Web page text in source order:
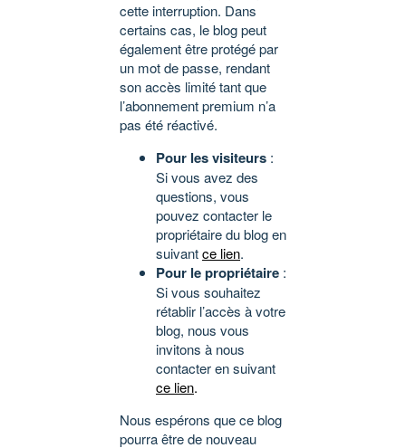
cette interruption. Dans
certains cas, le blog peut
également être protégé par
un mot de passe, rendant
son accès limité tant que
l’abonnement premium n’a
pas été réactivé.
Pour les visiteurs :
Si vous avez des
questions, vous
pouvez contacter le
propriétaire du blog en
suivantce lien.
Pour le propriétaire :
Si vous souhaitez
rétablir l’accès à votre
blog, nous vous
invitons à nous
contacter en suivant
ce lien.
Nous espérons que ce blog
pourra être de nouveau